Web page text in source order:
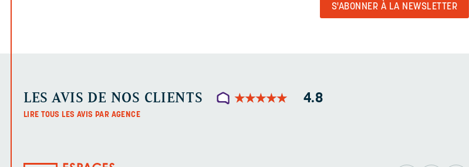
LES AVIS DE NOS CLIENTS ★★★★★
★★★★★ 4.8
LIRE TOUS LES AVIS PAR AGENCE